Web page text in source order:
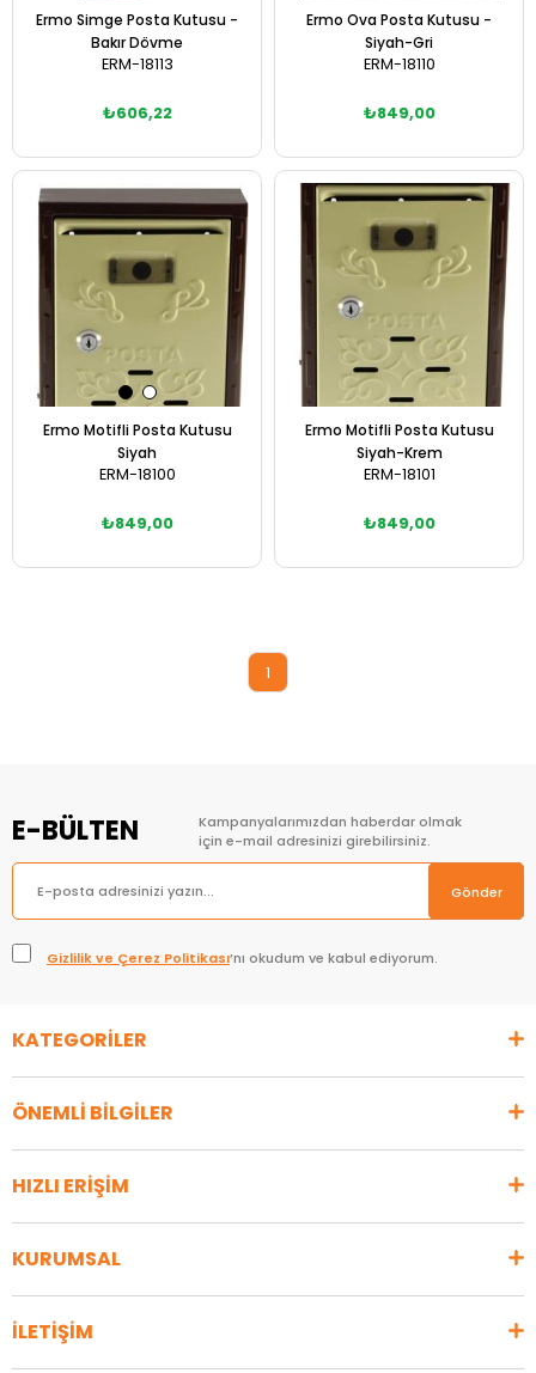
Ermo Simge Posta Kutusu -
Bakır Dövme
ERM-18113
₺606,22
Sepete Ekle
Ermo Ova Posta Kutusu -
Siyah-Gri
ERM-18110
₺849,00
Sepete Ekle
Ermo Motifli Posta Kutusu
Siyah
ERM-18100
₺849,00
Ermo Motifli Posta Kutusu
Siyah-Krem
ERM-18101
₺849,00
1
E-BÜLTEN
Kampanyalarımızdan haberdar olmak
için e-mail adresinizi girebilirsiniz.
Gönder
Gizlilik ve Çerez Politikası’nı okudum ve kabul ediyorum.
KATEGORİLER
ÖNEMLİ BİLGİLER
HIZLI ERİŞİM
KURUMSAL
İLETİŞİM